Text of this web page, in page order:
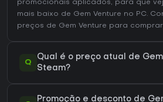
promocionais aplicados, para que
mais baixo de Gem Venture no PC.
preços de Gem Venture para comprar
Q
Qual é o preço atual de
Steam?
Promoção e desconto de